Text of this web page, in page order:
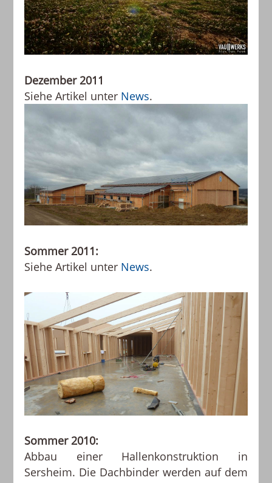
Dezember 2011
Siehe Artikel unter News.
Sommer 2011:
Siehe Artikel unter News.
Sommer 2010:
Abbau einer Hallenkonstruktion in
Sersheim. Die Dachbinder werden auf dem